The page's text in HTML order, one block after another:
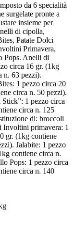
da 6 specialità
surgelate pronte a
insieme per
di cipolla,
Patate Dolci
Primavera,
Pops. Anelli di
circa 16 gr. (1kg
n. 63 pezzi).
1 pezzo circa 20
circa n. 50 pezzi).
Stick”: 1 pezzo circa
circa n. 125
di: broccoli
Involtini primavera: 1
gr. (1kg contiene
Jalabite: 1 pezzo
contiene circa n.
Pops: 1 pezzo circa
circa n. 140